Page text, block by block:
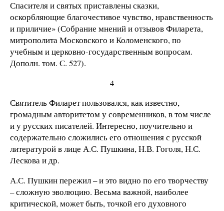
Спасителя и святых приставлены сказки,
оскорбляющие благочестивое чувство, нравственность
и приличие» (Собрание мнений и отзывов Филарета,
митрополита Московского и Коломенского, по
учебным и церковно-государственным вопросам.
Дополн. том. С. 527).
4
Святитель Филарет пользовался, как известно,
громадным авторитетом у современников, в том числе
и у русских писателей. Интересно, поучительно и
содержательно сложились его отношения с русской
литературой в лице А.С. Пушкина, Н.В. Гоголя, Н.С.
Лескова и др.
А.С. Пушкин пережил – и это видно по его творчеству
– сложную эволюцию. Весьма важной, наиболее
критической, может быть, точкой его духовного